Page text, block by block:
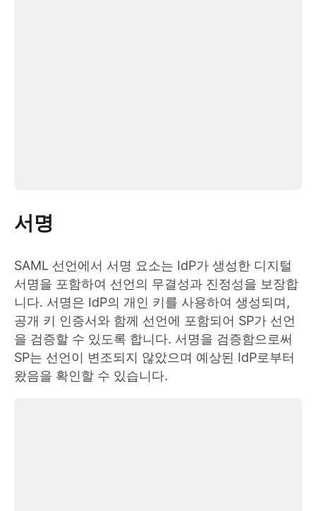
서명
SAML 선언에서 서명 요소는 IdP가 생성한 디지털
서명을 포함하여 선언의 무결성과 진정성을 보장합
니다. 서명은 IdP의 개인 키를 사용하여 생성되며,
공개 키 인증서와 함께 선언에 포함되어 SP가 선언
을 검증할 수 있도록 합니다. 서명을 검증함으로써
SP는 선언이 변조되지 않았으며 예상된 IdP로부터
왔음을 확인할 수 있습니다.